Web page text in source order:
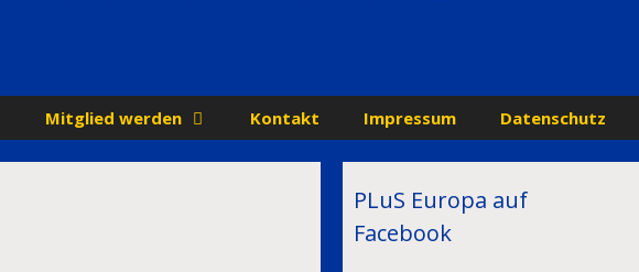
Mitglied werden Kontakt Impressum Datenschutz
PLuS Europa auf
Facebook